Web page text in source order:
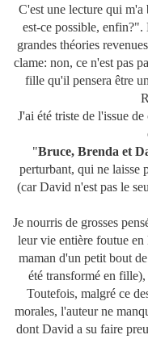
C'est une lecture qui
est-ce possible, enfin?".
grandes théories
clame: non, ce n'est pas
fille qu'il pensera être
J'ai été triste de l'issue
"Bruce, Brenda et
perturbant, qui ne laisse
(car David n'est pas le
Je nourris de grosses
leur vie entière foutue
maman d'un petit bout
été transformé en
Toutefois, malgré ce
morales, l'auteur ne
dont David a su faire